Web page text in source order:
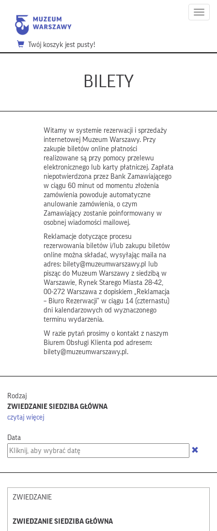
Menu
Twój koszyk jest pusty!
BILETY
Witamy w systemie rezerwacji i sprzedaży
internetowej Muzeum Warszawy. Przy
zakupie biletów online płatności
realizowane są przy pomocy przelewu
elektronicznego lub karty płatniczej. Zapłata
niepotwierdzona przez Bank Zamawiającego
w ciągu 60 minut od momentu złożenia
zamówienia powoduje automatyczne
anulowanie zamówienia, o czym
Zamawiający zostanie poinformowany w
osobnej wiadomości mailowej.
Reklamacje dotyczące procesu
rezerwowania biletów i/lub zakupu biletów
online można składać, wysyłając maila na
adres: bilety@muzeumwarszawy.pl lub
pisząc do Muzeum Warszawy z siedzibą w
Warszawie, Rynek Starego Miasta 28-42,
00-272 Warszawa z dopiskiem „Reklamacja
– Biuro Rezerwacji” w ciągu 14 (czternastu)
dni kalendarzowych od wyznaczonego
terminu wydarzenia.
W razie pytań prosimy o kontakt z naszym
Biurem Obsługi Klienta pod adresem:
bilety@muzeumwarszawy.pl.
Rodzaj
ZWIEDZANIE SIEDZIBA GŁÓWNA
czytaj więcej
Data
ZWIEDZANIE
ZWIEDZANIE SIEDZIBA GŁÓWNA